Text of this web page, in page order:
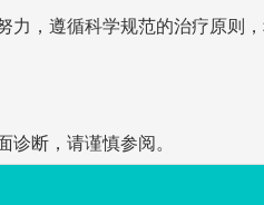
，遵循科学规范的治疗原则
断，请谨慎参阅。